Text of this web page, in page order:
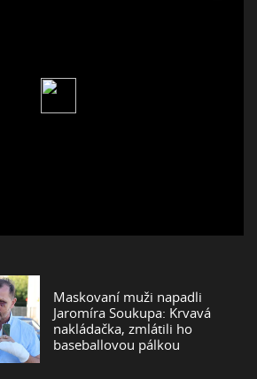
Maskovaní muži napadli
Jaromíra Soukupa: Krvavá
nakládačka, zmlátili ho
baseballovou pálkou